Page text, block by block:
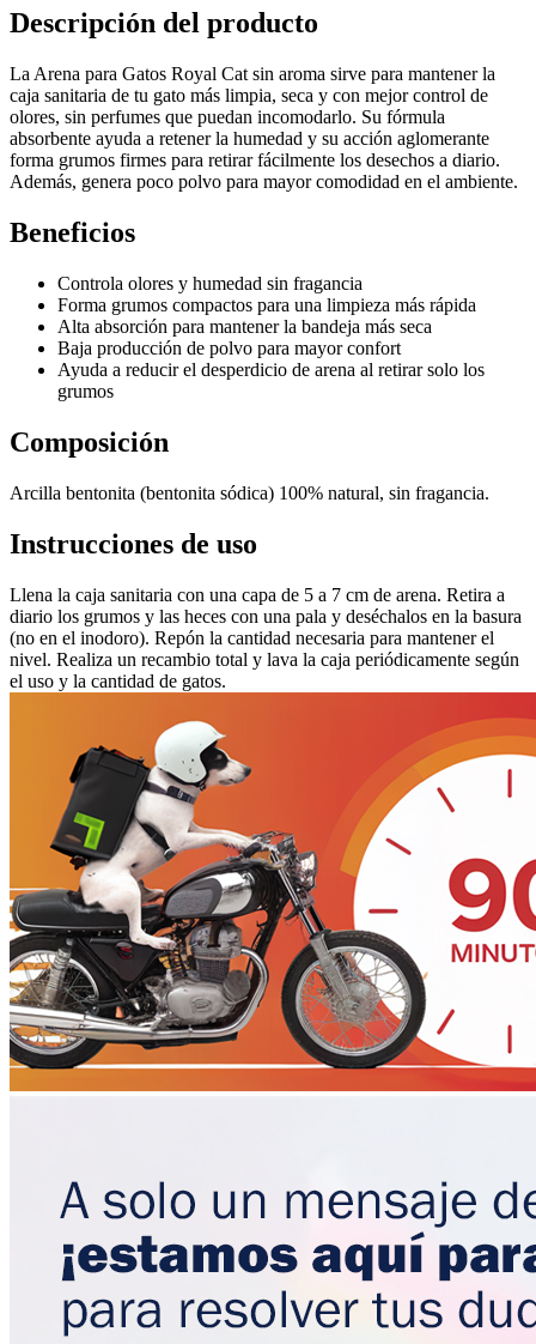
Descripción del producto
La Arena para Gatos Royal Cat sin aroma sirve para mantener la
caja sanitaria de tu gato más limpia, seca y con mejor control de
olores, sin perfumes que puedan incomodarlo. Su fórmula
absorbente ayuda a retener la humedad y su acción aglomerante
forma grumos firmes para retirar fácilmente los desechos a diario.
Además, genera poco polvo para mayor comodidad en el ambiente.
Beneficios
Controla olores y humedad sin fragancia
Forma grumos compactos para una limpieza más rápida
Alta absorción para mantener la bandeja más seca
Baja producción de polvo para mayor confort
Ayuda a reducir el desperdicio de arena al retirar solo los
grumos
Composición
Arcilla bentonita (bentonita sódica) 100% natural, sin fragancia.
Instrucciones de uso
Llena la caja sanitaria con una capa de 5 a 7 cm de arena. Retira a
diario los grumos y las heces con una pala y deséchalos en la basura
(no en el inodoro). Repón la cantidad necesaria para mantener el
nivel. Realiza un recambio total y lava la caja periódicamente según
el uso y la cantidad de gatos.